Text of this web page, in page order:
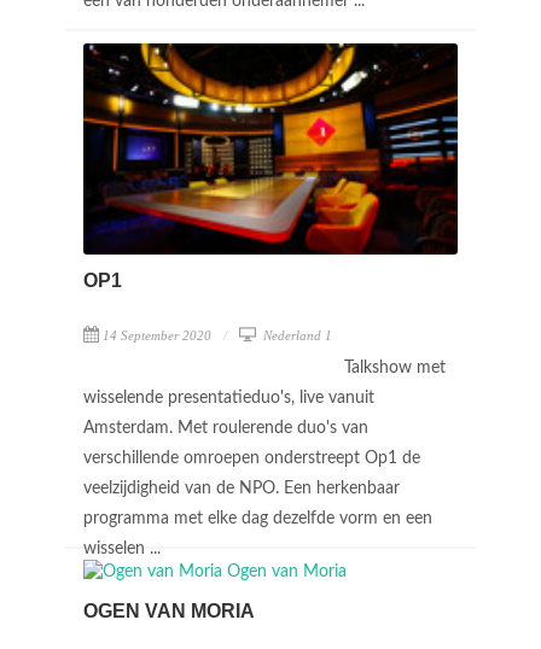
OP1
14 September 2020 Nederland 1
Talkshow met
wisselende presentatieduo's, live vanuit
Amsterdam. Met roulerende duo's van
verschillende omroepen onderstreept Op1 de
veelzijdigheid van de NPO. Een herkenbaar
programma met elke dag dezelfde vorm en een
wisselen ...
OGEN VAN MORIA